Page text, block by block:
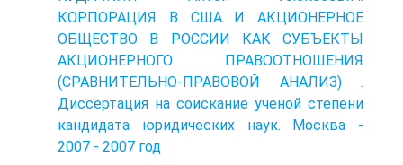
КОРПОРАЦИЯ В США И АКЦИОНЕРНОЕ
ОБЩЕСТВО В РОССИИ КАК СУБЪЕКТЫ
АКЦИОНЕРНОГО ПРАВООТНОШЕНИЯ
(СРАВНИТЕЛЬНО-ПРАВОВОЙ АНАЛИЗ) .
Диссертация на соискание ученой степени
кандидата юридических наук. Москва -
2007 - 2007 год